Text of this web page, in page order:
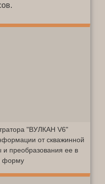
"ВУЛКАН V6"
от скважинной
и преобразования ее в
форму